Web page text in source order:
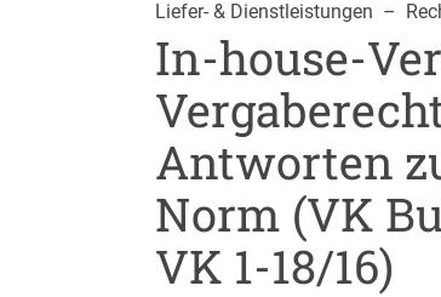
Liefer- & Dienstleistungen
  –
In-house-
Antworten
Norm (VK
VK 1-18/16)